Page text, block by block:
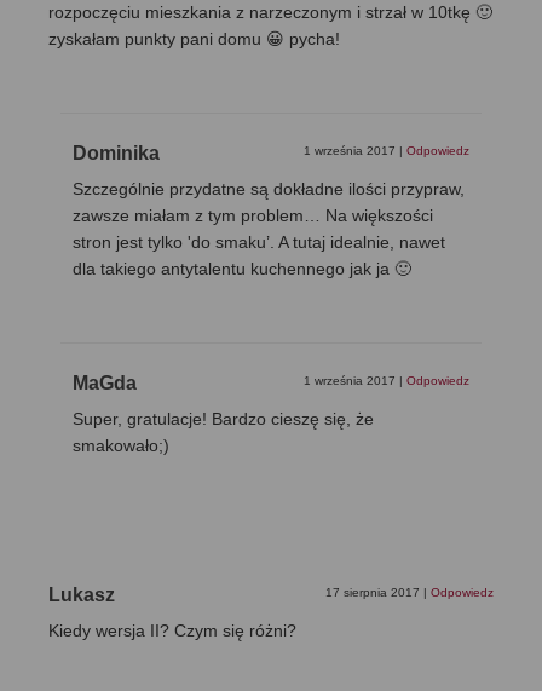
rozpoczęciu mieszkania z narzeczonym i strzał w 10tkę 🙂
zyskałam punkty pani domu 😀 pycha!
Dominika 1 września 2017 | Odpowiedz
Szczególnie przydatne są dokładne ilości przypraw,
zawsze miałam z tym problem… Na większości
stron jest tylko 'do smaku’. A tutaj idealnie, nawet
dla takiego antytalentu kuchennego jak ja 🙂
MaGda 1 września 2017 | Odpowiedz
Super, gratulacje! Bardzo cieszę się, że
smakowało;)
Lukasz 17 sierpnia 2017 | Odpowiedz
Kiedy wersja II? Czym się różni?